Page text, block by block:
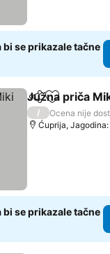
bi se prikazale tačne
Deli Dodati u
Južna priča
/
Ocena nije
Ćuprija,
bi se prikazale tačne